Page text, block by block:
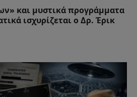
και μυστικά προγράμματα
ισχυρίζεται ο Δρ. Έρικ